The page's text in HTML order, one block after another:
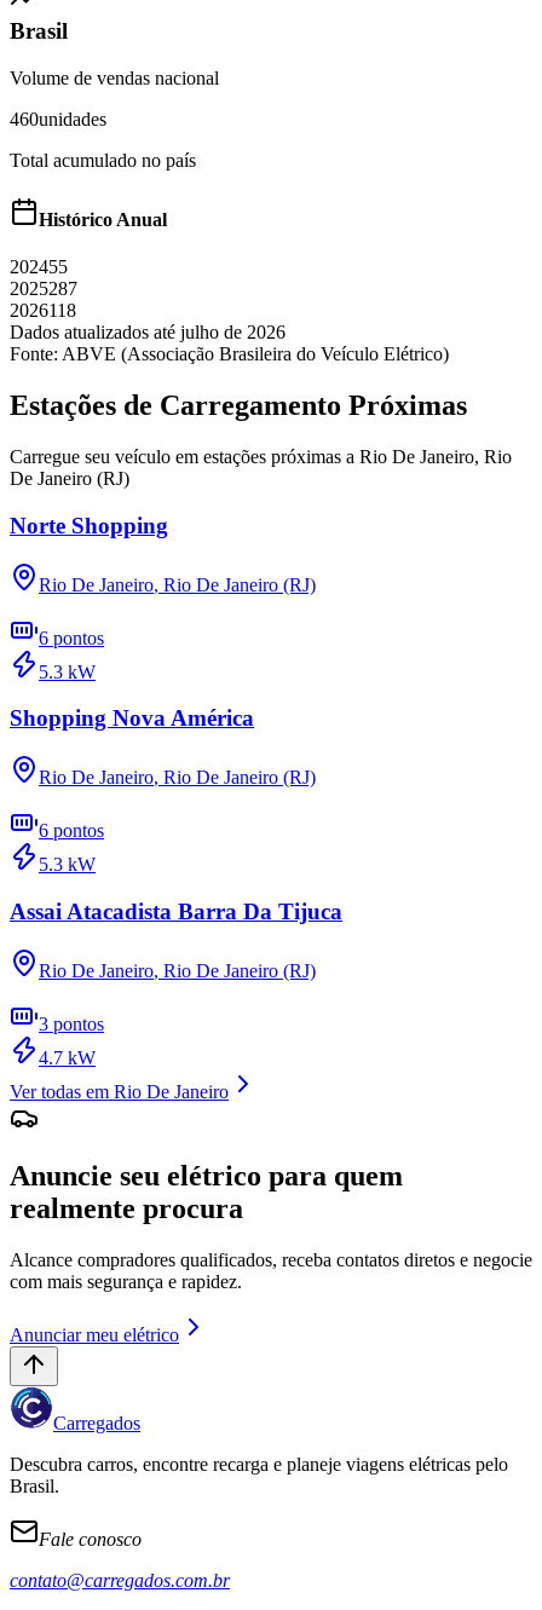
Brasil
Volume de vendas nacional
460unidades
Total acumulado no país
Histórico Anual
202455
2025287
2026118
Dados atualizados até julho de 2026
Fonte: ABVE (Associação Brasileira do Veículo Elétrico)
Estações de Carregamento Próximas
Carregue seu veículo em estações próximas a Rio De Janeiro, Rio
De Janeiro (RJ)
Norte Shopping
Rio De Janeiro, Rio De Janeiro (RJ)
6 pontos
5.3 kW
Shopping Nova América
Rio De Janeiro, Rio De Janeiro (RJ)
6 pontos
5.3 kW
Assai Atacadista Barra Da Tijuca
Rio De Janeiro, Rio De Janeiro (RJ)
3 pontos
4.7 kW
Ver todas em Rio De Janeiro
Anuncie seu elétrico para quem
realmente procura
Alcance compradores qualificados, receba contatos diretos e negocie
com mais segurança e rapidez.
Anunciar meu elétrico
Carregados
Descubra carros, encontre recarga e planeje viagens elétricas pelo
Brasil.
Fale conosco
contato@carregados.com.br